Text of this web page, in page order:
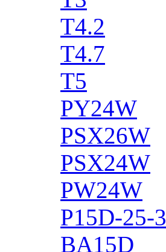
T4.2
T4.7
T5
PY24W
PSX26W
PSX24W
PW24W
P15D-25-3
BA15D